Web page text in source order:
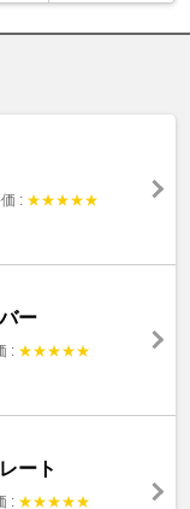
: ★★★★★
ー
: ★★★★★
ート
: ★★★★★